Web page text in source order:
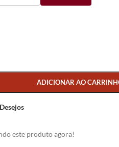
ADICIONAR AO
este produto agora!